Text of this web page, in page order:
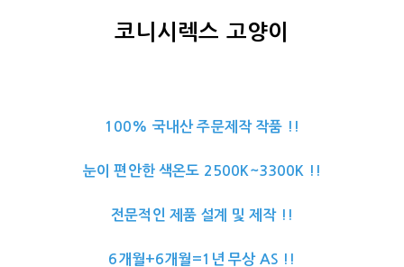
코니시렉스 고양이
100% 국내산 주문제작 작품 !!
눈이 편안한 색온도 2500K~3300K !!
전문적인 제품 설계 및 제작 !!
6개월+6개월=1년 무상 AS !!